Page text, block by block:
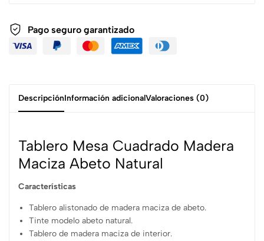
Pago seguro garantizado
DescripciónInformación adicionalValoraciones (0)
Tablero Mesa Cuadrado Madera
Maciza Abeto Natural
Características
Tablero alistonado de madera maciza de abeto.
Tinte modelo abeto natural.
Tablero de madera maciza de interior.